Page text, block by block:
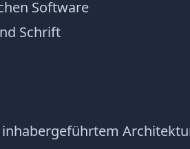
Software
Schrift